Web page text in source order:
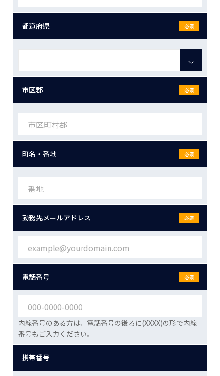
都道府県 必須
市区郡 必須
町名・番地 必須
勤務先メールアドレス 必須
電話番号 必須
内線番号のある方は、電話番号の後ろに(XXXX)の形で内線
番号もご入力ください。
携帯番号